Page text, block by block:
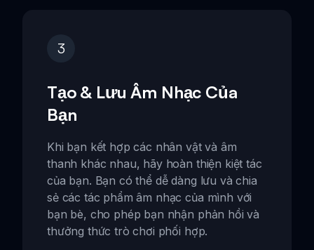
3
Tạo & Lưu Âm Nhạc Của
Bạn
Khi bạn kết hợp các nhân vật và âm
thanh khác nhau, hãy hoàn thiện kiệt tác
của bạn. Bạn có thể dễ dàng lưu và chia
sẻ các tác phẩm âm nhạc của mình với
bạn bè, cho phép bạn nhận phản hồi và
thưởng thức trò chơi phối hợp.